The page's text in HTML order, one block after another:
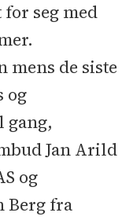
Norge
med
seg med
mens de siste
og
gang,
Jan Arild
og
Berg fra